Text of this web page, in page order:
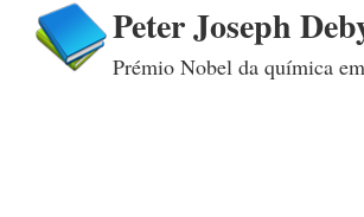
Peter Joseph
Prémio Nobel da química